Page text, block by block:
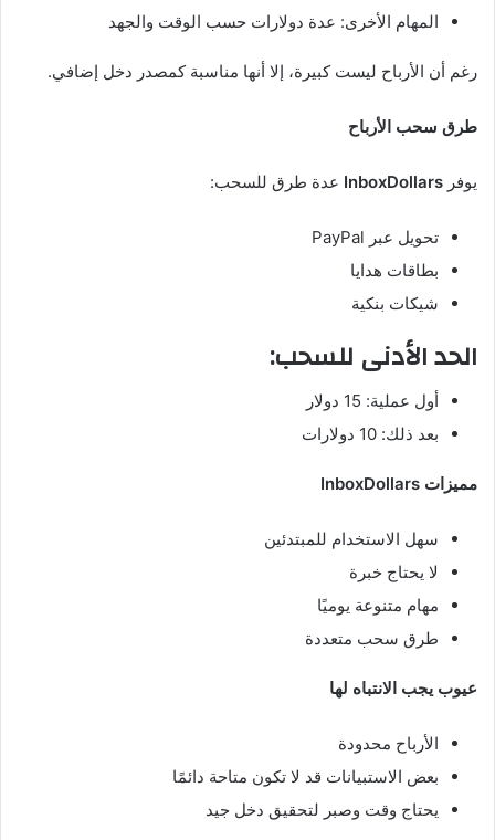
المهام الأخرى: عدة دولارات حسب الوقت والجهد
رغم أن الأرباح ليست كبيرة، إلا أنها مناسبة كمصدر دخل إضافي.
طرق سحب الأرباح
يوفر InboxDollars عدة طرق للسحب:
تحويل عبر PayPal
بطاقات هدايا
شيكات بنكية
الحد الأدنى للسحب:
أول عملية: 15 دولار
بعد ذلك: 10 دولارات
مميزات InboxDollars
سهل الاستخدام للمبتدئين
لا يحتاج خبرة
مهام متنوعة يوميًا
طرق سحب متعددة
عيوب يجب الانتباه لها
الأرباح محدودة
بعض الاستبيانات قد لا تكون متاحة دائمًا
يحتاج وقت وصبر لتحقيق دخل جيد